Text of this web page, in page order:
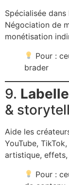
Spécialisée dans
Négociation de
monétisation
Pour :
brader
9.
&
Aide les
YouTube,
artistique, effets,
Pour :